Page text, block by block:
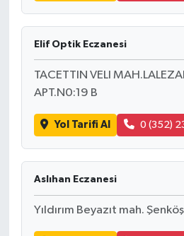
Elif Optik Eczanesi
TACETTIN VELI
APT.N0:19 B
Yol Tarifi Al 0 (352)
Aslıhan Eczanesi
Yıldırım Beyazıt mah.